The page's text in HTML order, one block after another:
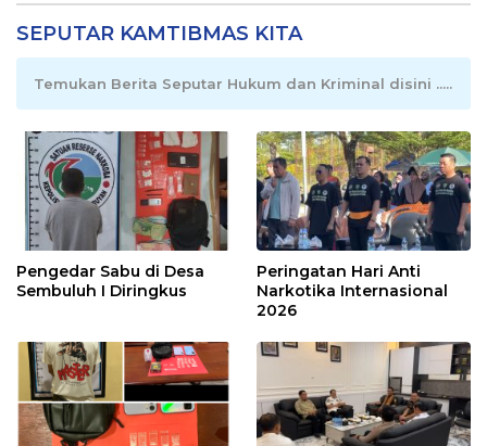
SEPUTAR KAMTIBMAS KITA
Temukan Berita Seputar Hukum dan Kriminal disini .....
Pengedar Sabu di Desa
Sembuluh I Diringkus
Peringatan Hari Anti
Narkotika Internasional
2026